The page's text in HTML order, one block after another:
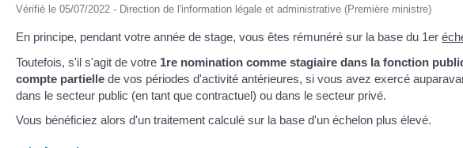
Vérifié le 05/07/2022 - Direction de l'information légale et administrative (Première ministre)
En principe, pendant votre année de stage, vous êtes rémunéré sur la base du 1er
Toutefois, s'il s'agit de votre 1re nomination comme stagiaire dans la fonction
compte partielle de vos périodes d'activité antérieures, si vous avez exercé
dans le secteur public (en tant que contractuel) ou dans le secteur privé.
Vous bénéficiez alors d'un traitement calculé sur la base d'un échelon plus élevé.